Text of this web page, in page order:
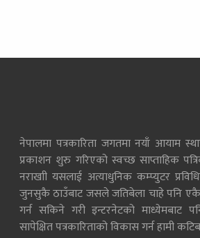
नेपालमा पत्रकारिता जगतमा नयाँ आयाम
प्रकाशन शुरु गरिएको स्वच्छ साप्ताहिक
नराखाी यसलाई अत्याधुनिक कम्प्युटर
जुनसुकै ठाउँबाट जसले जतिबेला चाहे पनि एकै
गर्न सकिने गरी इन्टरनेटको माध्येमबाट
सापेक्षित पत्रकारिताको विकास गर्न हामी